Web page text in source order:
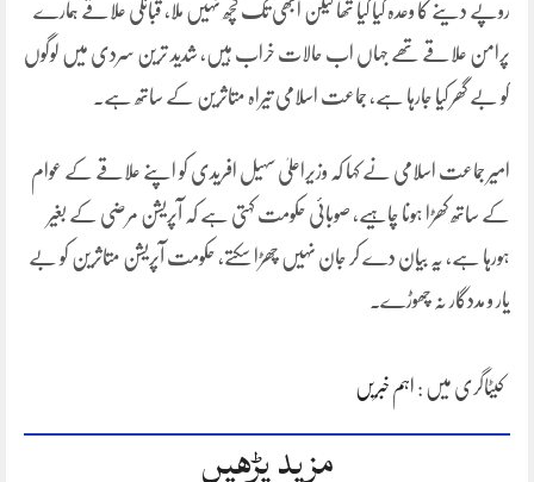
روپے دینے کا وعدہ کیا گیا تھا لیکن ابھی تک کچھ نہیں ملا، قبائلی علاقے ہمارے
پرامن علاقے تھے جہاں اب حالات خراب ہیں، شدید ترین سردی میں لوگوں
کو بے گھر کیا جارہا ہے، جماعت اسلامی تیراہ متاثرین کے ساتھ ہے۔
امیر جماعت اسلامی نے کہا کہ وزیراعلیٰ سہیل افریدی کو اپنے علاقے کے عوام
کے ساتھ کھڑا ہونا چاہیے، صوبائی حکومت کہتی ہے کہ آپریشن مرضی کے بغیر
ہورہا ہے، یہ بیان دے کر جان نہیں چھڑا سکتے، حکومت آپریشن متاثرین کو بے
یار و مددگار نہ چھوڑے۔
کیٹاگری میں : اہم خبریں
مزید پڑھیں